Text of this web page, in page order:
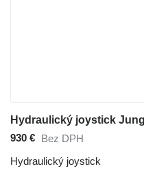
930 € Bez DPH
Hydraulický joystick